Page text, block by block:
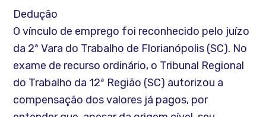
Dedução
O vínculo de emprego foi reconhecido pelo juízo
da 2ª Vara do Trabalho de Florianópolis (SC). No
exame de recurso ordinário, o Tribunal Regional
do Trabalho da 12ª Região (SC) autorizou a
compensação dos valores já pagos, por